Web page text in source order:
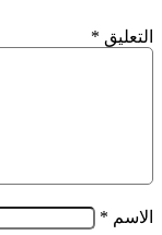
ستعرف
غلقا
التعليق *
الاسم *